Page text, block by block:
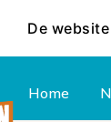
De
Home